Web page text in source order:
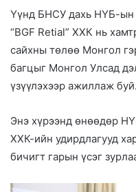
m
a
i
l
Үүнд БНСУ дахь НҮБ-ын
“BGF Retial” ХХК нь
сайхны төлөө Монгол
багцыг Монгол Улсад
үзүүлэхээр ажиллаж буй.
Энэ хүрээнд өнөөдөр
ХХК-ийн удирдлагууд
бичигт гарын үсэг